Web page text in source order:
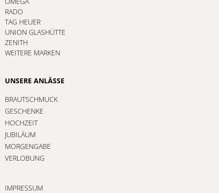
RADO
TAG HEUER
UNION GLASHÜTTE
ZENITH
WEITERE MARKEN
UNSERE ANLÄSSE
BRAUTSCHMUCK
GESCHENKE
HOCHZEIT
JUBILÄUM
MORGENGABE
VERLOBUNG
IMPRESSUM